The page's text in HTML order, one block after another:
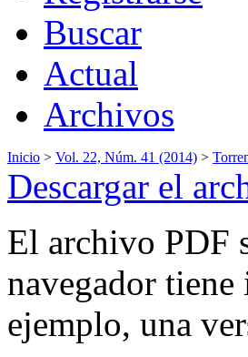
Buscar
Actual
Archivos
Inicio > Vol. 22, Núm. 41 (2014) >
Descargar el
El archivo PDF
navegador
ejemplo, una